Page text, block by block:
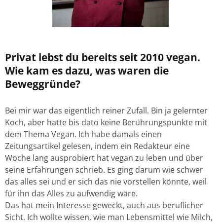
Privat lebst du bereits seit 2010 vegan.
Wie kam es dazu, was waren die
Beweggründe?
Bei mir war das eigentlich reiner Zufall. Bin ja gelernter
Koch, aber hatte bis dato keine Berührungspunkte mit
dem Thema Vegan. Ich habe damals einen
Zeitungsartikel gelesen, indem ein Redakteur eine
Woche lang ausprobiert hat vegan zu leben und über
seine Erfahrungen schrieb. Es ging darum wie schwer
das alles sei und er sich das nie vorstellen könnte, weil
für ihn das Alles zu aufwendig wäre.
Das hat mein Interesse geweckt, auch aus beruflicher
Sicht. Ich wollte wissen, wie man Lebensmittel wie Milch,